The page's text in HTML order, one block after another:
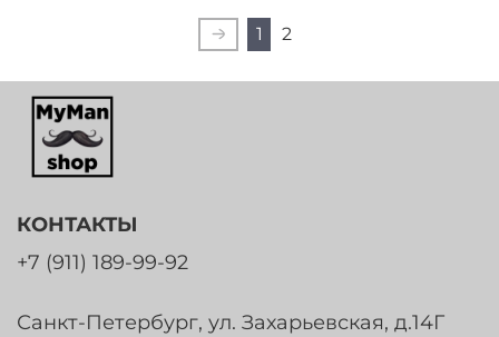
1 2
КОНТАКТЫ
+7 (911) 189-99-92
Санкт-Петербург, ул. Захарьевская, д.14Г